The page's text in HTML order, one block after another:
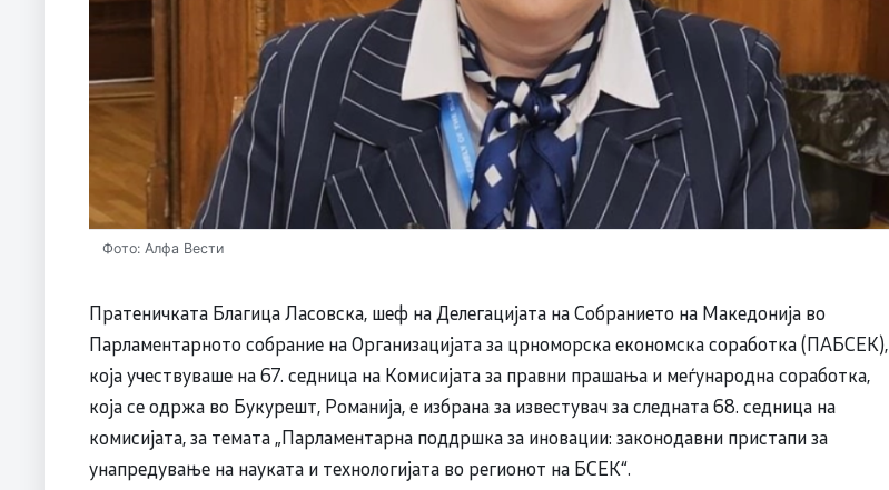
Фото: Алфа Вести
Пратеничката Благица Ласовска, шеф на Делегацијата на Собранието на Македонија во
Парламентарното собрание на Организацијата за црноморска економска соработка (ПАБСЕК),
која учествуваше на 67. седница на Комисијата за правни прашања и меѓународна соработка,
која се одржа во Букурешт, Романија, е избрана за известувач за следната 68. седница на
комисијата, за темата „Парламентарна поддршка за иновации: законодавни пристапи за
унапредување на науката и технологијата во регионот на БСЕК“.